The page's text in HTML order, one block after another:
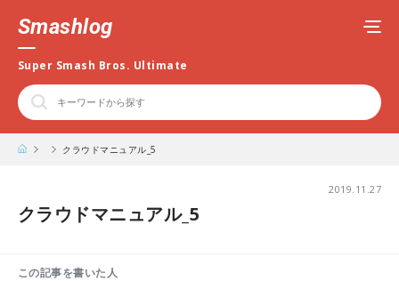
Smashlog
Super Smash Bros. Ultimate
クラウドマニュアル_5
2019.11.27
クラウドマニュアル_5
この記事を書いた人